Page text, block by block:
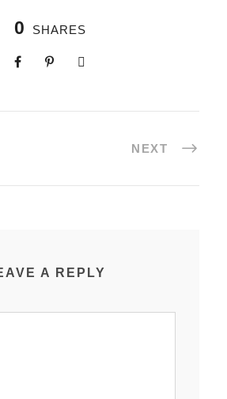
0 SHARES
NEXT
A REPLY